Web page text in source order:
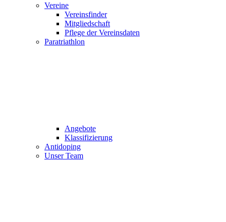
Vereine
Vereinsfinder
Mitgliedschaft
Pflege der Vereinsdaten
Paratriathlon
Angebote
Klassifizierung
Antidoping
Unser Team